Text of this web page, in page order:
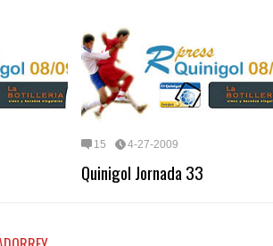
15 4-27-2009
Quinigol Jornada 33